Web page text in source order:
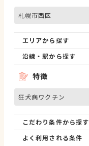
札幌市西区
エリアから探す
沿線・駅から探す
特徴
狂犬病ワクチン
こだわり条件から探す
よく利用される条件